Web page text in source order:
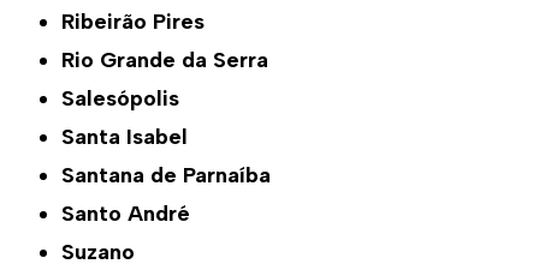
Ribeirão Pires
Rio Grande da Serra
Salesópolis
Santa Isabel
Santana de Parnaíba
Santo André
Suzano